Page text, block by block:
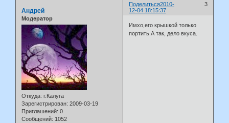
Поделиться 3
2010-
12-04 18:15:37
Андрей
Модератор
Откуда: г.Калуга
Зарегистрирован: 2009-03-19
Приглашений: 0
Сообщений: 1052
Имхо,его крышкой только
портить.А так, дело вкуса.